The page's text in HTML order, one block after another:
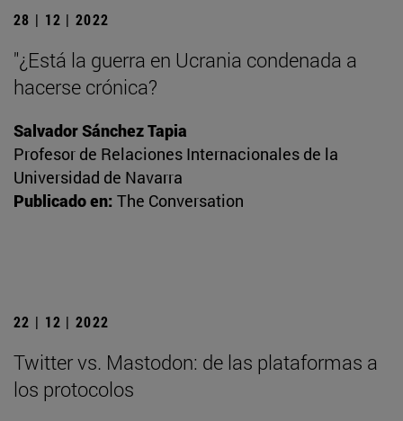
28 | 12 | 2022
"¿Está la guerra en Ucrania condenada a
hacerse crónica?
Salvador Sánchez Tapia
Profesor de Relaciones Internacionales de la
Universidad de Navarra
Publicado en: The Conversation
22 | 12 | 2022
Twitter vs. Mastodon: de las plataformas a
los protocolos